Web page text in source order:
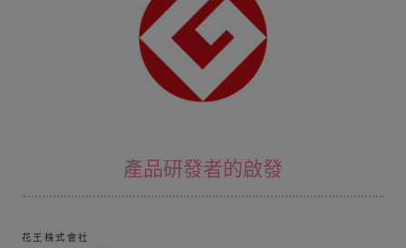
產品研發者的啟發
花王株式會社